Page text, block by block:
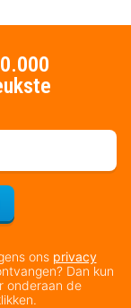
ons privacy
Dan kun
onderaan de